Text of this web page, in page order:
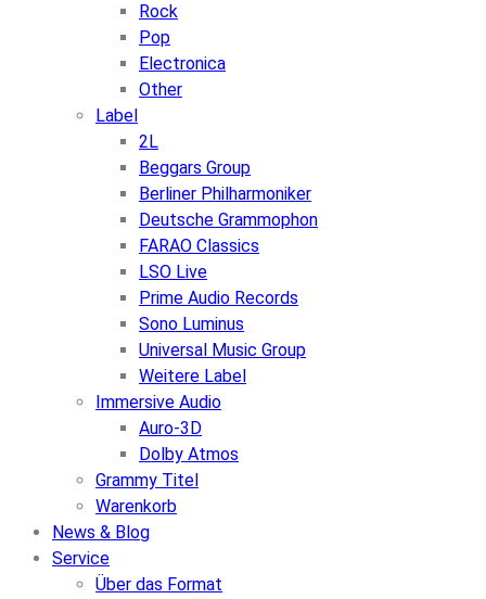
Rock
Pop
Electronica
Other
Label
2L
Beggars Group
Berliner Philharmoniker
Deutsche Grammophon
FARAO Classics
LSO Live
Prime Audio Records
Sono Luminus
Universal Music Group
Weitere Label
Immersive Audio
Auro-3D
Dolby Atmos
Grammy Titel
Warenkorb
News & Blog
Service
Über das Format